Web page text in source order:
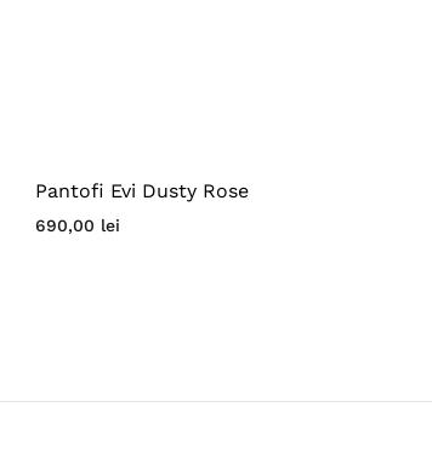
Pantofi Evi Dusty Rose
690,00 lei